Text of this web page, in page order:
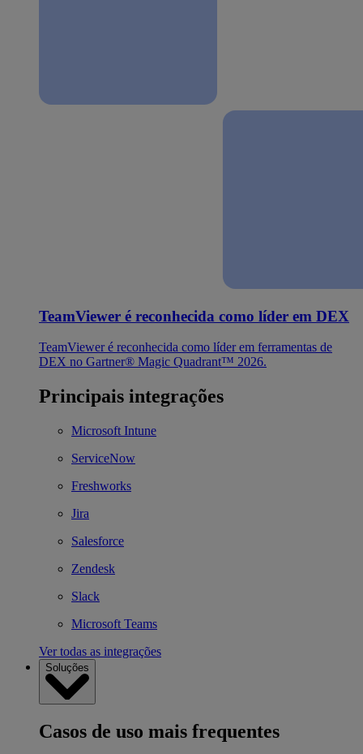
TeamViewer é reconhecida como líder em DEX
TeamViewer é reconhecida como líder em ferramentas de
DEX no Gartner® Magic Quadrant™ 2026.
Principais integrações
Microsoft Intune
ServiceNow
Freshworks
Jira
Salesforce
Zendesk
Slack
Microsoft Teams
Ver todas as integrações
Soluções
Casos de uso mais frequentes